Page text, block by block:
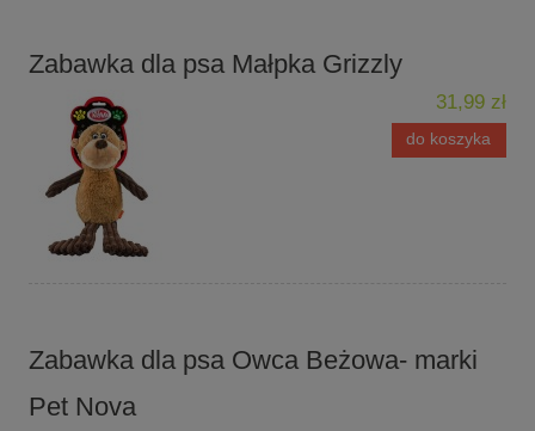
Zabawka dla psa Małpka Grizzly
31,99 zł
do koszyka
Zabawka dla psa Owca Beżowa- marki
Pet Nova